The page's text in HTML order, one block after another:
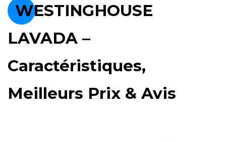
WESTINGHOUSE
LAVADA –
Caractéristiques,
Meilleurs Prix & Avis